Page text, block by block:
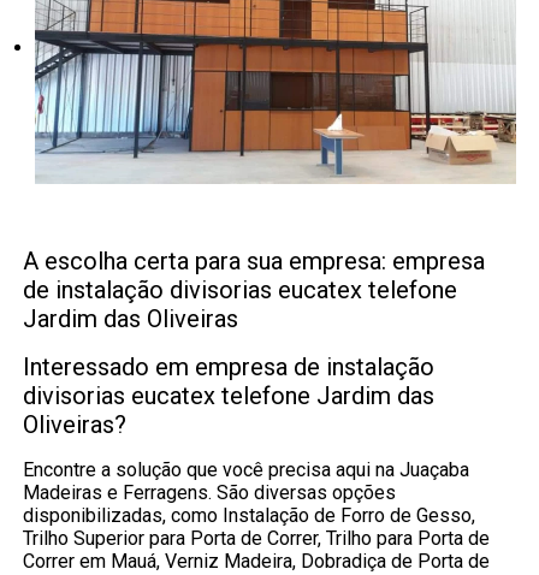
A escolha certa para sua empresa: empresa
de instalação divisorias eucatex telefone
Jardim das Oliveiras
Interessado em empresa de instalação
divisorias eucatex telefone Jardim das
Oliveiras?
Encontre a solução que você precisa aqui na Juaçaba
Madeiras e Ferragens. São diversas opções
disponibilizadas, como Instalação de Forro de Gesso,
Trilho Superior para Porta de Correr, Trilho para Porta de
Correr em Mauá, Verniz Madeira, Dobradiça de Porta de